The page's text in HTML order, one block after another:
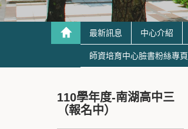
最新訊息 中心介紹
師資培育中心臉書粉絲專頁
110學年度-南湖高中三
（報名中）